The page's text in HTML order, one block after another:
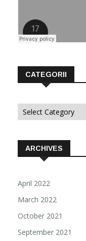
CATEGORII
Categorii
ARCHIVES
April 2022
March 2022
October 2021
September 2021